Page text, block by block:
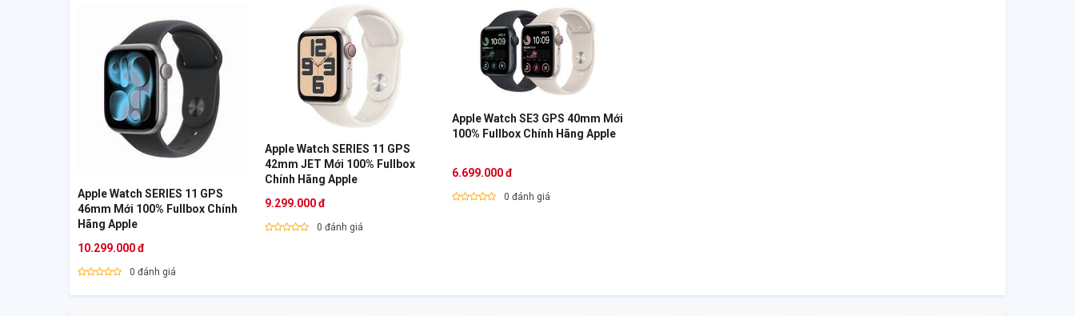
Apple Watch SERIES 11 GPS
46mm Mới 100% Fullbox Chính
Hãng Apple
10.299.000 đ
0 đánh giá
Apple Watch SERIES 11 GPS
42mm JET Mới 100% Fullbox
Chính Hãng Apple
9.299.000 đ
0 đánh giá
Apple Watch SE3 GPS 40mm Mới
100% Fullbox Chính Hãng Apple
6.699.000 đ
0 đánh giá